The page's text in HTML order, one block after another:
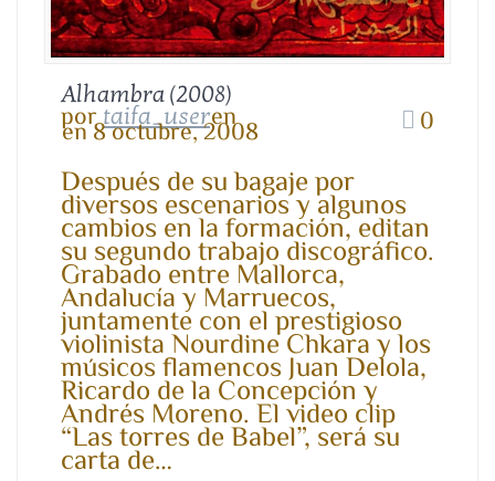
Alhambra (2008)
portaifa_useren
en 8 octubre, 2008 0
Después de su bagaje por
diversos escenarios y algunos
cambios en la formación, editan
su segundo trabajo discográfico.
Grabado entre Mallorca,
Andalucía y Marruecos,
juntamente con el prestigioso
violinista Nourdine Chkara y los
músicos flamencos Juan Delola,
Ricardo de la Concepción y
Andrés Moreno. El video clip
“Las torres de Babel”, será su
carta de…